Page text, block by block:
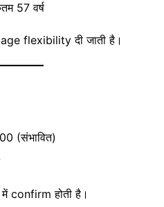
57 वर्ष
flexibility दी जाती है।
(संभावित)
होती है।